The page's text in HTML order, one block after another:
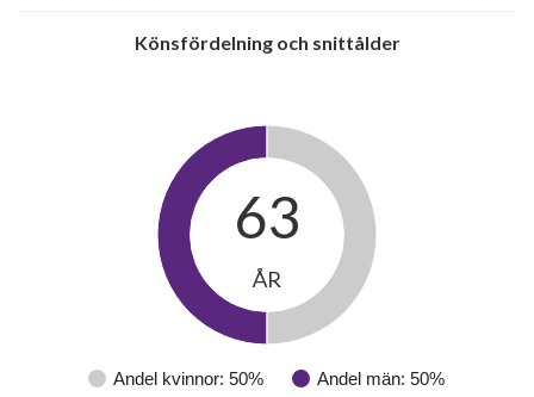
Könsfördelning och snittålder
Andel kvinnor: 50% Andel män: 50%
63
ÅR